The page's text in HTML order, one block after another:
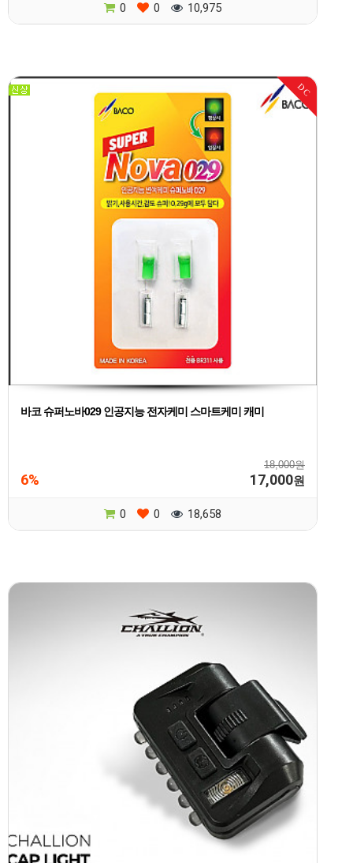
0 0 10,975
DC
바코 슈퍼노바029 인공지능 전자케미 스마트케미 캐미
18,000원
6% 17,000원
0 0 18,658